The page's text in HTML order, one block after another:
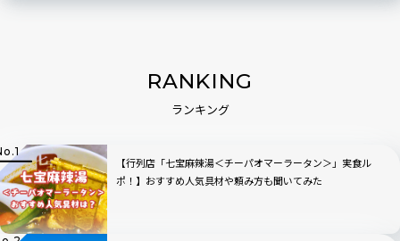
RANKING
ランキング
【行列店「七宝麻辣湯＜チーパオマーラータン＞」実食ル
ポ！】おすすめ人気具材や頼み方も聞いてみた